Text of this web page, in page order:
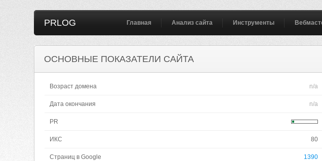
PRLOG Главная Анализ сайта Инструменты
ОСНОВНЫЕ ПОКАЗАТЕЛИ САЙТА
Возраст домена n/a
Дата окончания n/a
PR
ИКС 80
Страниц в Google 1390